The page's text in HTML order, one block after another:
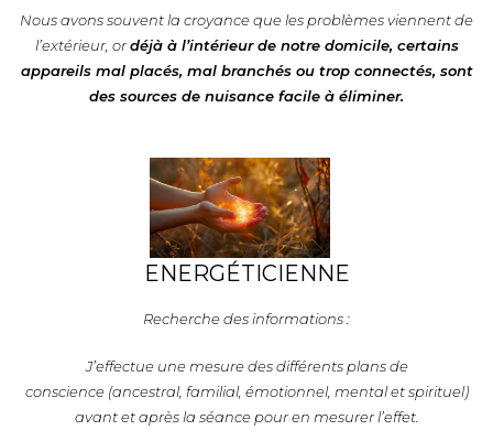
Nous avons souvent la croyance que les problèmes viennent de
l’extérieur, ordéjà à l’intérieur de notre domicile, certains
appareils mal placés, mal branchés ou trop connectés, sont
des sources de nuisance facile à éliminer.
ENERGÉTICIENNE
Recherche des informations :
J’effectue une mesure des différents plans de
conscience (ancestral, familial, émotionnel, mental et spirituel)
avant et après la séance pour en mesurer l’effet.